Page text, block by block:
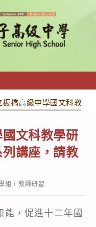
板橋高級中學國文科教學
文科教學研
講座，請教
組 / 教師研習
能，促進十二年國